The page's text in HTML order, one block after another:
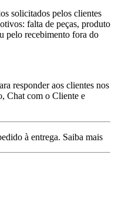
solicitados pelos clientes
falta de peças, produto
pelo recebimento fora do
responder aos clientes nos
Chat com o Cliente e
à entrega. Saiba mais